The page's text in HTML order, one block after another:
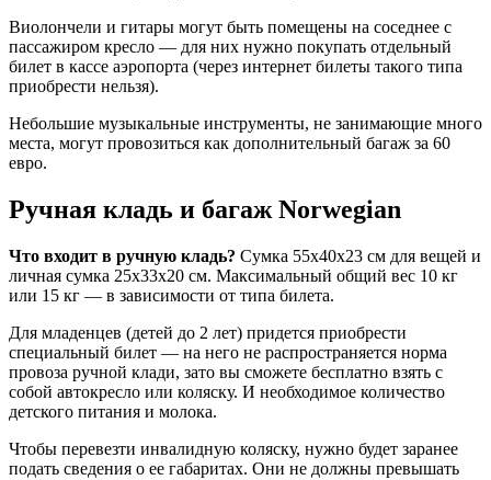
Виолончели и гитары могут быть помещены на соседнее с
пассажиром кресло — для них нужно покупать отдельный
билет в кассе аэропорта (через интернет билеты такого типа
приобрести нельзя).
Небольшие музыкальные инструменты, не занимающие много
места, могут провозиться как дополнительный багаж за 60
евро.
Ручная кладь и багаж Norwegian
Что входит в ручную кладь? Сумка 55x40x23 см для вещей и
личная сумка 25x33x20 см. Максимальный общий вес 10 кг
или 15 кг — в зависимости от типа билета.
Для младенцев (детей до 2 лет) придется приобрести
специальный билет — на него не распространяется норма
провоза ручной клади, зато вы сможете бесплатно взять с
собой автокресло или коляску. И необходимое количество
детского питания и молока.
Чтобы перевезти инвалидную коляску, нужно будет заранее
подать сведения о ее габаритах. Они не должны превышать